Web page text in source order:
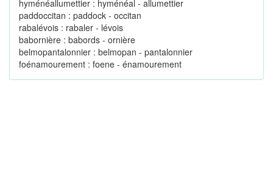
hyménéallumettier : hyménéal - allumettier
paddoccitan : paddock - occitan
rabalévois : rabaler - lévois
babornière : babords - ornière
belmopantalonnier : belmopan - pantalonnier
foénamourement : foene - énamourement